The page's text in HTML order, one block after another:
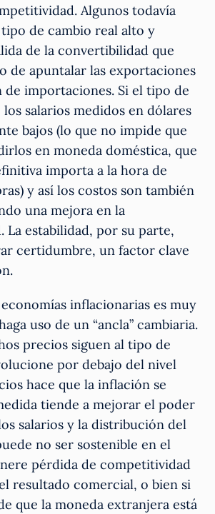
Algunos todavía
de cambio real alto y
de la convertibilidad que
de apuntalar las exportaciones
importaciones. Si el tipo de
salarios medidos en dólares
bajos (lo que no impide que
en moneda doméstica, que
importa a la hora de
y así los costos son también
una mejora en la
La estabilidad, por su parte,
certidumbre, un factor clave
inflacionarias es muy
uso de un “ancla” cambiaria.
precios siguen al tipo de
por debajo del nivel
hace que la inflación se
tiende a mejorar el poder
salarios y la distribución del
no ser sostenible en el
pérdida de competitividad
resultado comercial, o bien si
que la moneda extranjera está